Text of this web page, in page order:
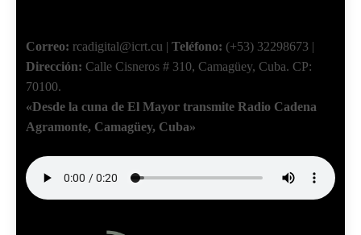
Correo: rcadigital@icrt.cu | Teléfono: (+53) 32298673 |
Dirección: Calle Cisneros # 310, Camagüey, Cuba. CP:
70100.
«Desde la cuna de El Mayor transmite Radio Cadena
Agramonte, Camagüey, Cuba»